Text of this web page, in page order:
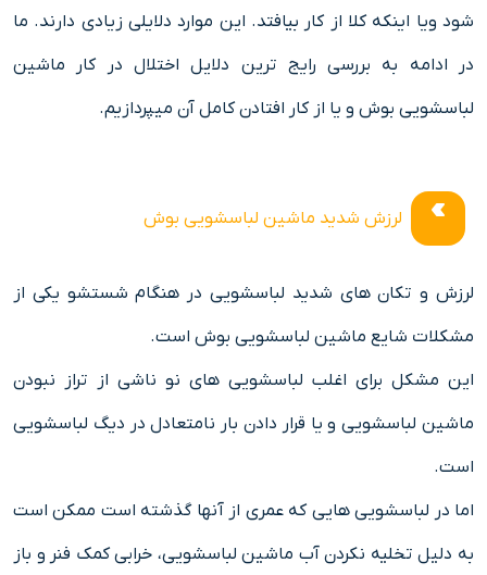
شود ویا اینکه کلا از کار بیافتد. این موارد دلایلی زیادی دارند. ما
در ادامه به بررسی رایج ترین دلایل اختلال در کار ماشین
لباسشویی بوش و یا از کار افتادن کامل آن میپردازیم.
لرزش شدید ماشین لباسشویی بوش
لرزش و تکان های شدید لباسشویی در هنگام شستشو یکی از
مشکلات شایع ماشین لباسشویی بوش است.
این مشکل برای اغلب لباسشویی های نو ناشی از تراز نبودن
ماشین لباسشویی و یا قرار دادن بار نامتعادل در دیگ لباسشویی
است.
اما در لباسشویی هایی که عمری از آنها گذشته است ممکن است
به دلیل تخلیه نکردن آب ماشین لباسشویی، خرابی کمک فنر و باز